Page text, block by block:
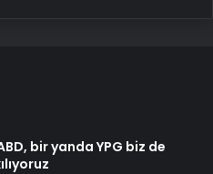
bir yanda YPG biz de